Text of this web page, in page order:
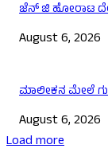
ಜೆನ್ ಜಿ ಹೋರಾಟ
August 6, 2026
ಮಾಲೀಕನ ಮೇಲೆ
August 6, 2026
Load more